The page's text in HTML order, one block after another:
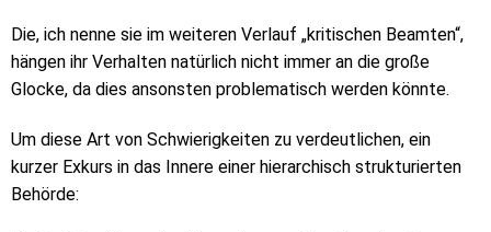
Die, ich nenne sie im weiteren Verlauf „kritischen Beamten“,
hängen ihr Verhalten natürlich nicht immer an die große
Glocke, da dies ansonsten problematisch werden könnte.
Um diese Art von Schwierigkeiten zu verdeutlichen, ein
kurzer Exkurs in das Innere einer hierarchisch strukturierten
Behörde: